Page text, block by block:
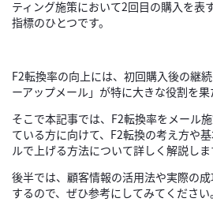
ティング施策において2回目の購入を表
指標のひとつです。
F2転換率の向上には、初回購入後の継
ーアップメール」が特に大きな役割を果
そこで本記事では、F2転換率をメール
ている方に向けて、F2転換の考え方や
ルで上げる方法について詳しく解説しま
後半では、顧客情報の活用法や実際の
するので、ぜひ参考にしてみてください。